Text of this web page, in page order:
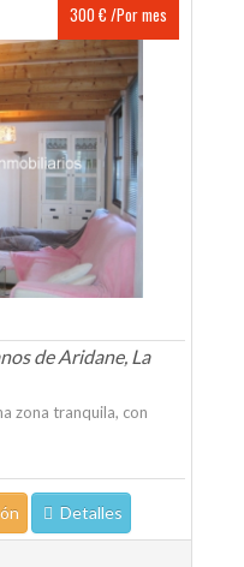
300 € /Por mes
de Aridane, La
zona tranquila, con
Detalles